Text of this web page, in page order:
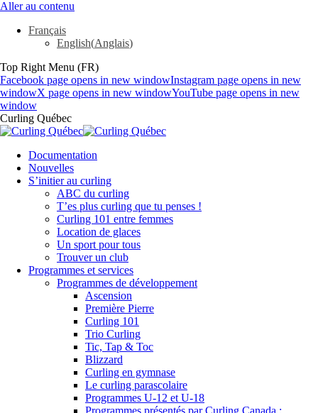
Aller au contenu
Français
English(Anglais)
Top Right Menu (FR)
Facebook page opens in new windowInstagram page opens in new
windowX page opens in new windowYouTube page opens in new
window
Curling Québec
Documentation
Nouvelles
S’initier au curling
ABC du curling
T’es plus curling que tu penses !
Curling 101 entre femmes
Location de glaces
Un sport pour tous
Trouver un club
Programmes et services
Programmes de développement
Ascension
Première Pierre
Curling 101
Trio Curling
Tic, Tap & Toc
Blizzard
Curling en gymnase
Le curling parascolaire
Programmes U-12 et U-18
Programmes présentés par Curling Canada :